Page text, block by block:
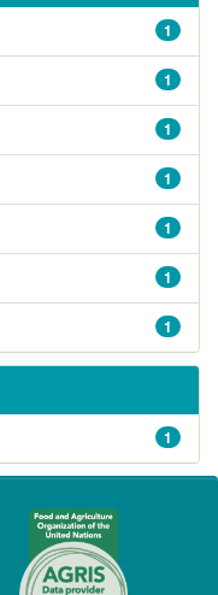
1
1
1
1
1
1
1
1